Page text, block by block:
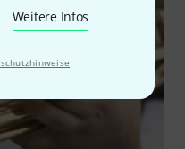
Weitere Infos